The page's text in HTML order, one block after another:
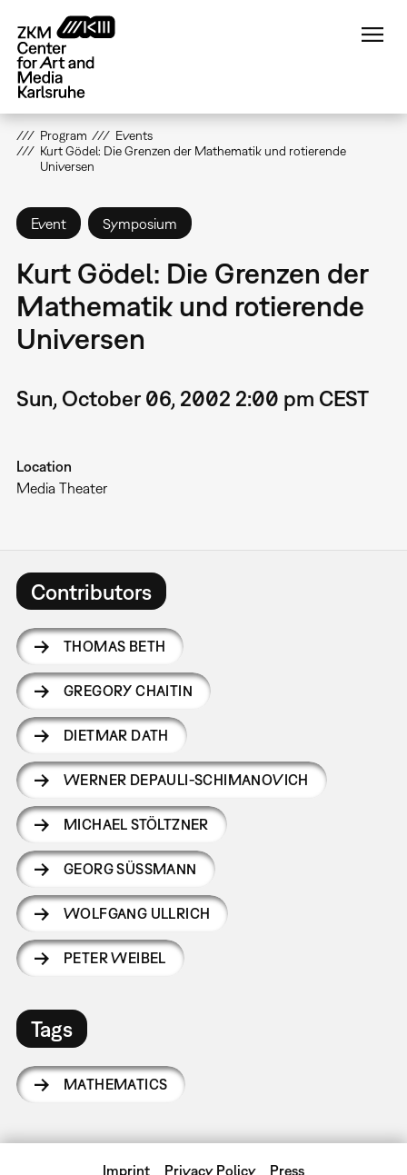
main
content
Program
Events
Kurt Gödel: Die Grenzen der Mathematik und rotierende
Universen
Event Symposium
Kurt Gödel: Die Grenzen der
Mathematik und rotierende
Universen
Sun, October 06, 2002 2:00 pm CEST
Location
Media Theater
Contributors
THOMAS BETH
GREGORY CHAITIN
DIETMAR DATH
WERNER DEPAULI-SCHIMANOVICH
MICHAEL STÖLTZNER
GEORG SÜSSMANN
WOLFGANG ULLRICH
PETER WEIBEL
Tags
MATHEMATICS
Imprint Privacy Policy Press